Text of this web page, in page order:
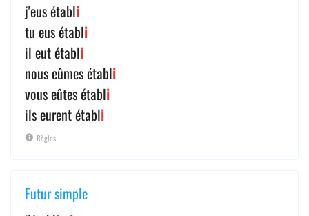
j'eus établi
tu eus établi
il eut établi
nous eûmes établi
vous eûtes établi
ils eurent établi
Règles
Futur simple